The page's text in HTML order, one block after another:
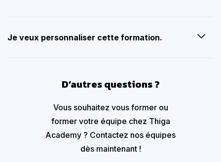
Je veux personnaliser cette formation.
D’autres questions ?
Vous souhaitez vous former ou
former votre équipe chez Thiga
Academy ? Contactez nos équipes
dès maintenant !